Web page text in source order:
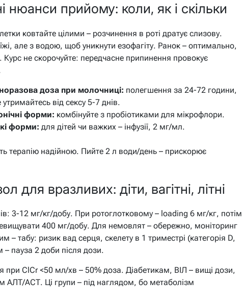
нюанси прийому: коли, як і скільки
ковтайте цілими – розчинення в роті дратує слизову.
але з водою, щоб уникнути езофагіту. Ранок – оптимально,
Курс не скорочуйте: передчасне припинення провокує
доза при молочниці: полегшення за 24-72 години,
утримайтесь від сексу 5-7 днів.
форми: комбінуйте з пробіотиками для мікрофлори.
форми: для дітей чи важких – інфузії, 2 мг/мл.
терапію надійною. Пийте 2 л води/день – прискорює
для вразливих: діти, вагітні, літні
3-12 мг/кг/добу. При ротоглотковому – loading 6 мг/кг, потім
400 мг/добу. Для немовлят – обережно, моніторинг
– табу: ризик вад серця, скелету в 1 триместрі (категорія D,
– пауза 2 доби після дози.
при ClCr <50 мл/хв – 50% доза. Діабетикам, ВІЛ – вищі дози,
АЛТ/АСТ. Ці групи – під наглядом, бо метаболізм